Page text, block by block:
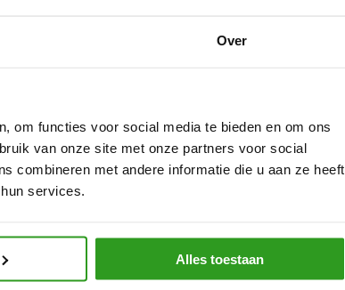
Over
om functies voor social media te bieden en om ons
van onze site met onze partners voor social
combineren met andere informatie die u aan ze heeft
services.
Alles toestaan